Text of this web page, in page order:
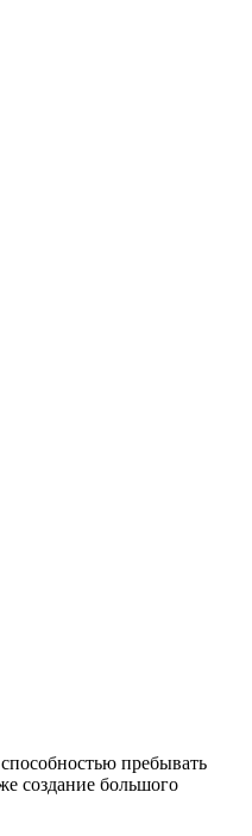
пребывать
создание большого